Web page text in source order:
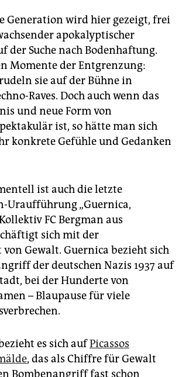
Generation wird hier gezeigt, frei
apokalyptischer
der Suche nach Bodenhaftung.
Momente der Entgrenzung:
sie auf der Bühne in
Raves. Doch auch wenn das
und neue Form von
ist, so hätte man sich
konkrete Gefühle und Gedanken
ist auch die letzte
Uraufführung „Guernica,
FC Bergman aus
sich mit der
Gewalt. Guernica bezieht sich
der deutschen Nazis 1937 auf
bei der Hunderte von
– Blaupause für viele
es sich aufPicassos
, das als Chiffre für Gewalt
Bombenangriff fast schon